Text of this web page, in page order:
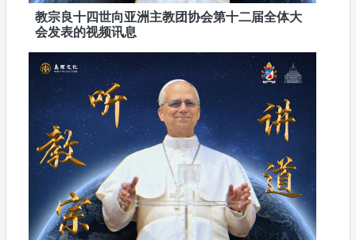
教宗良十四世向亚洲主教团协会第十二届全体大
会发表的视频讯息